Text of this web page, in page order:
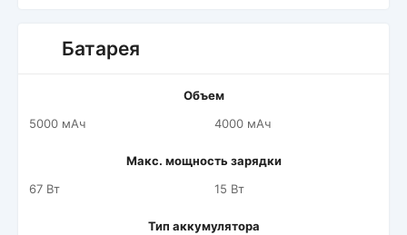
Батарея
Объем
5000 мАч
4000 мАч
Макс. мощность зарядки
67 Вт
15 Вт
Тип аккумулятора